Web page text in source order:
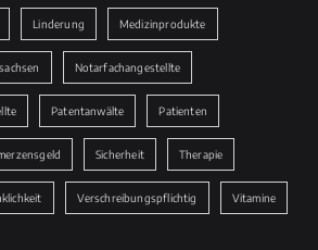
Linderung Medizinprodukte
Notarfachangestellte
Patentanwälte Patienten
Sicherheit Therapie
Verschreibungspflichtig Vitamine